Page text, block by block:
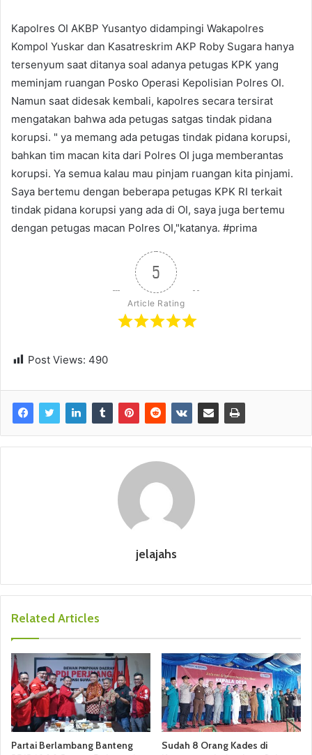
Kapolres OI AKBP Yusantyo didampingi Wakapolres
Kompol Yuskar dan Kasatreskrim AKP Roby Sugara hanya
tersenyum saat ditanya soal adanya petugas KPK yang
meminjam ruangan Posko Operasi Kepolisian Polres OI.
Namun saat didesak kembali, kapolres secara tersirat
mengatakan bahwa ada petugas satgas tindak pidana
korupsi. " ya memang ada petugas tindak pidana korupsi,
bahkan tim macan kita dari Polres OI juga memberantas
korupsi. Ya semua kalau mau pinjam ruangan kita pinjami.
Saya bertemu dengan beberapa petugas KPK RI terkait
tindak pidana korupsi yang ada di OI, saya juga bertemu
dengan petugas macan Polres OI,"katanya. #prima
5
Article Rating
Post Views: 490
jelajahs
Related Articles
Partai Berlambang Banteng
Sudah 8 Orang Kades di